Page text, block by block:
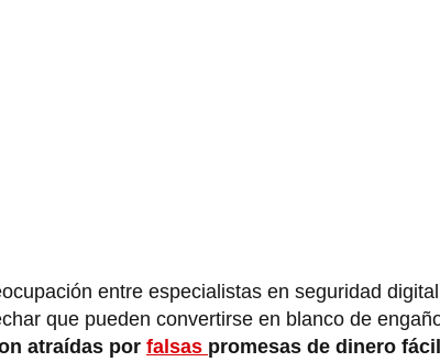
entre especialistas en seguridad
que pueden convertirse en blanco de
atraídas por falsas promesas de dinero